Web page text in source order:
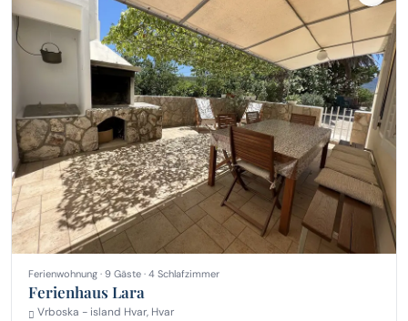
Ferienwohnung · 9 Gäste · 4 Schlafzimmer
Ferienhaus Lara
Vrboska - island Hvar, Hvar